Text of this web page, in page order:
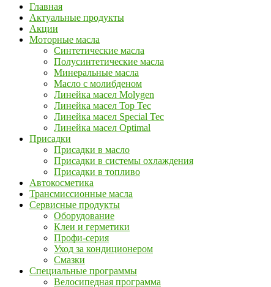
Главная
Актуальные продукты
Акции
Моторные масла
Синтетические масла
Полусинтетические масла
Минеральные масла
Масло с молибденом
Линейка масел Molygen
Линейка масел Top Tec
Линейка масел Special Tec
Линейка масел Optimal
Присадки
Присадки в масло
Присадки в системы охлаждения
Присадки в топливо
Автокосметика
Трансмиссионные масла
Сервисные продукты
Оборудование
Клеи и герметики
Профи-серия
Уход за кондиционером
Смазки
Специальные программы
Велосипедная программа